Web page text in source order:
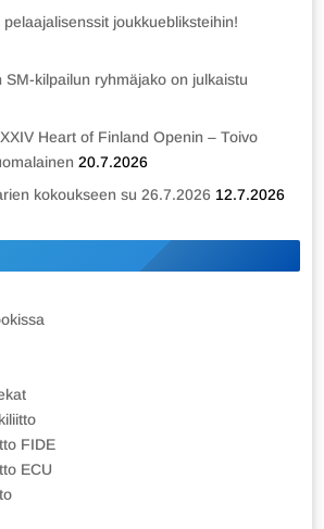
joukkuebliksteihin!
SM-kilpailun ryhmäjako on julkaistu
Heart of Finland Openin – Toivo
20.7.2026
kokoukseen su 26.7.2026 12.7.2026
FIDE
ECU